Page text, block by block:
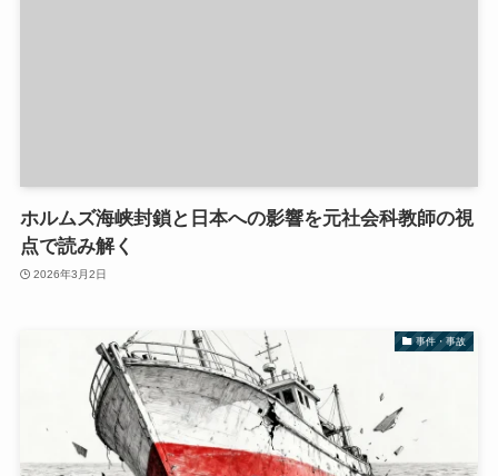
ホルムズ海峡封鎖と日本への影響を元社会科教師の視
点で読み解く
2026年3月2日
事件・事故